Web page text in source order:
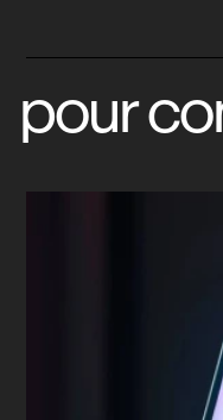
pour